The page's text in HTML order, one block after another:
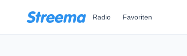
Radio Favoriten